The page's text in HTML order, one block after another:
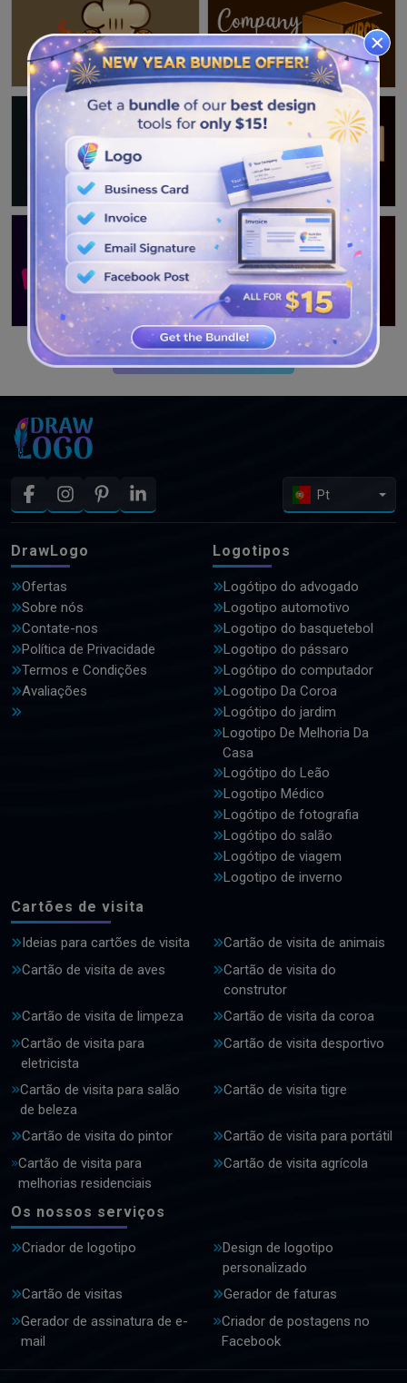
VEJA MAIS PROJETOS
Pt
DrawLogo
Ofertas
Sobre nós
Contate-nos
Política de Privacidade
Termos e Condições
Avaliações
Logotipos
Logótipo do advogado
Logotipo automotivo
Logotipo do basquetebol
Logotipo do pássaro
Logótipo do computador
Logotipo Da Coroa
Logótipo do jardim
Logotipo De Melhoria Da
Casa
Logótipo do Leão
Logotipo Médico
Logótipo de fotografia
Logótipo do salão
Logótipo de viagem
Logotipo de inverno
Cartões de visita
Ideias para cartões de visita
Cartão de visita de animais
Cartão de visita de aves
Cartão de visita do
construtor
Cartão de visita de limpeza
Cartão de visita da coroa
Cartão de visita para
eletricista
Cartão de visita desportivo
Cartão de visita para salão
de beleza
Cartão de visita tigre
Cartão de visita do pintor
Cartão de visita para portátil
Cartão de visita para
melhorias residenciais
Cartão de visita agrícola
Os nossos serviços
Criador de logotipo
Design de logotipo
personalizado
Cartão de visitas
Gerador de faturas
Gerador de assinatura de e-
mail
Criador de postagens no
Facebook